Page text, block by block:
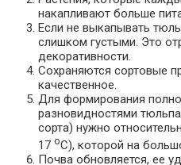
накапливают больше
Если не выкапывать
слишком густыми. Это
декоративности.
Сохраняются сортовые
качественное.
Для формирования
разновидностями
сорта) нужно
17 оС), которой на
Почва обновляется, ее